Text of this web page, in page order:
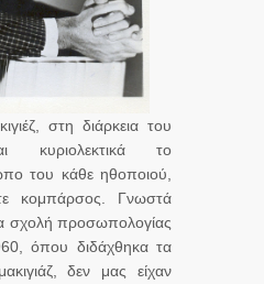
στη διάρκεια του
κυριολεκτικά το
του κάθε ηθοποιού,
κομπάρσος. Γνωστά
προσωπολογίας
όπου διδάχθηκα τα
δεν μας είχαν